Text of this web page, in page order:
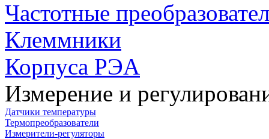
Частотные
Клеммники
Корпуса РЭА
Измерение и
Датчики температуры
Термопреобразователи
Измерители-регуляторы